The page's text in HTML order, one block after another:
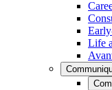
Life